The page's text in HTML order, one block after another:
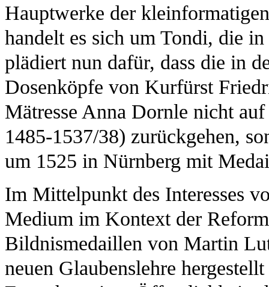
Hauptwerke der
handelt es sich um Tondi, die
plädiert nun dafür, dass die in
Dosenköpfe von Kurfürst
Mätresse Anna Dornle nicht
1485-1537/38) zurückgehen,
um 1525 in Nürnberg mit
Im Mittelpunkt des Interesses
Medium im Kontext der
Bildnismedaillen von Martin
neuen Glaubenslehre